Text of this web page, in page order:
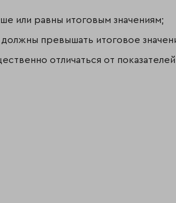
или равны итоговым значениям;
превышать итоговое
отличаться от